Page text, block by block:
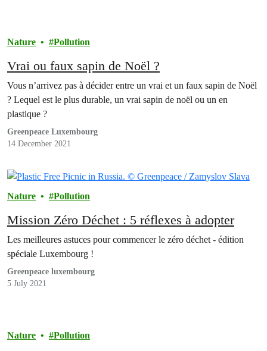
Nature Pollution
Vrai ou faux sapin de Noël ?
Vous n’arrivez pas à décider entre un vrai et un faux sapin de Noël
? Lequel est le plus durable, un vrai sapin de noël ou un en
plastique ?
Greenpeace Luxembourg
14 December 2021
Nature Pollution
Mission Zéro Déchet : 5 réflexes à adopter
Les meilleures astuces pour commencer le zéro déchet - édition
spéciale Luxembourg !
Greenpeace luxembourg
5 July 2021
Nature Pollution